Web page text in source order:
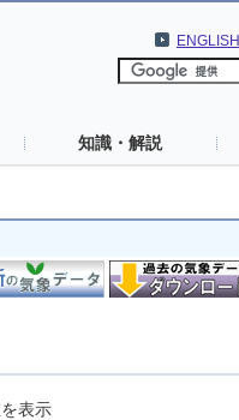
ENGLISH
知識・解説
表示